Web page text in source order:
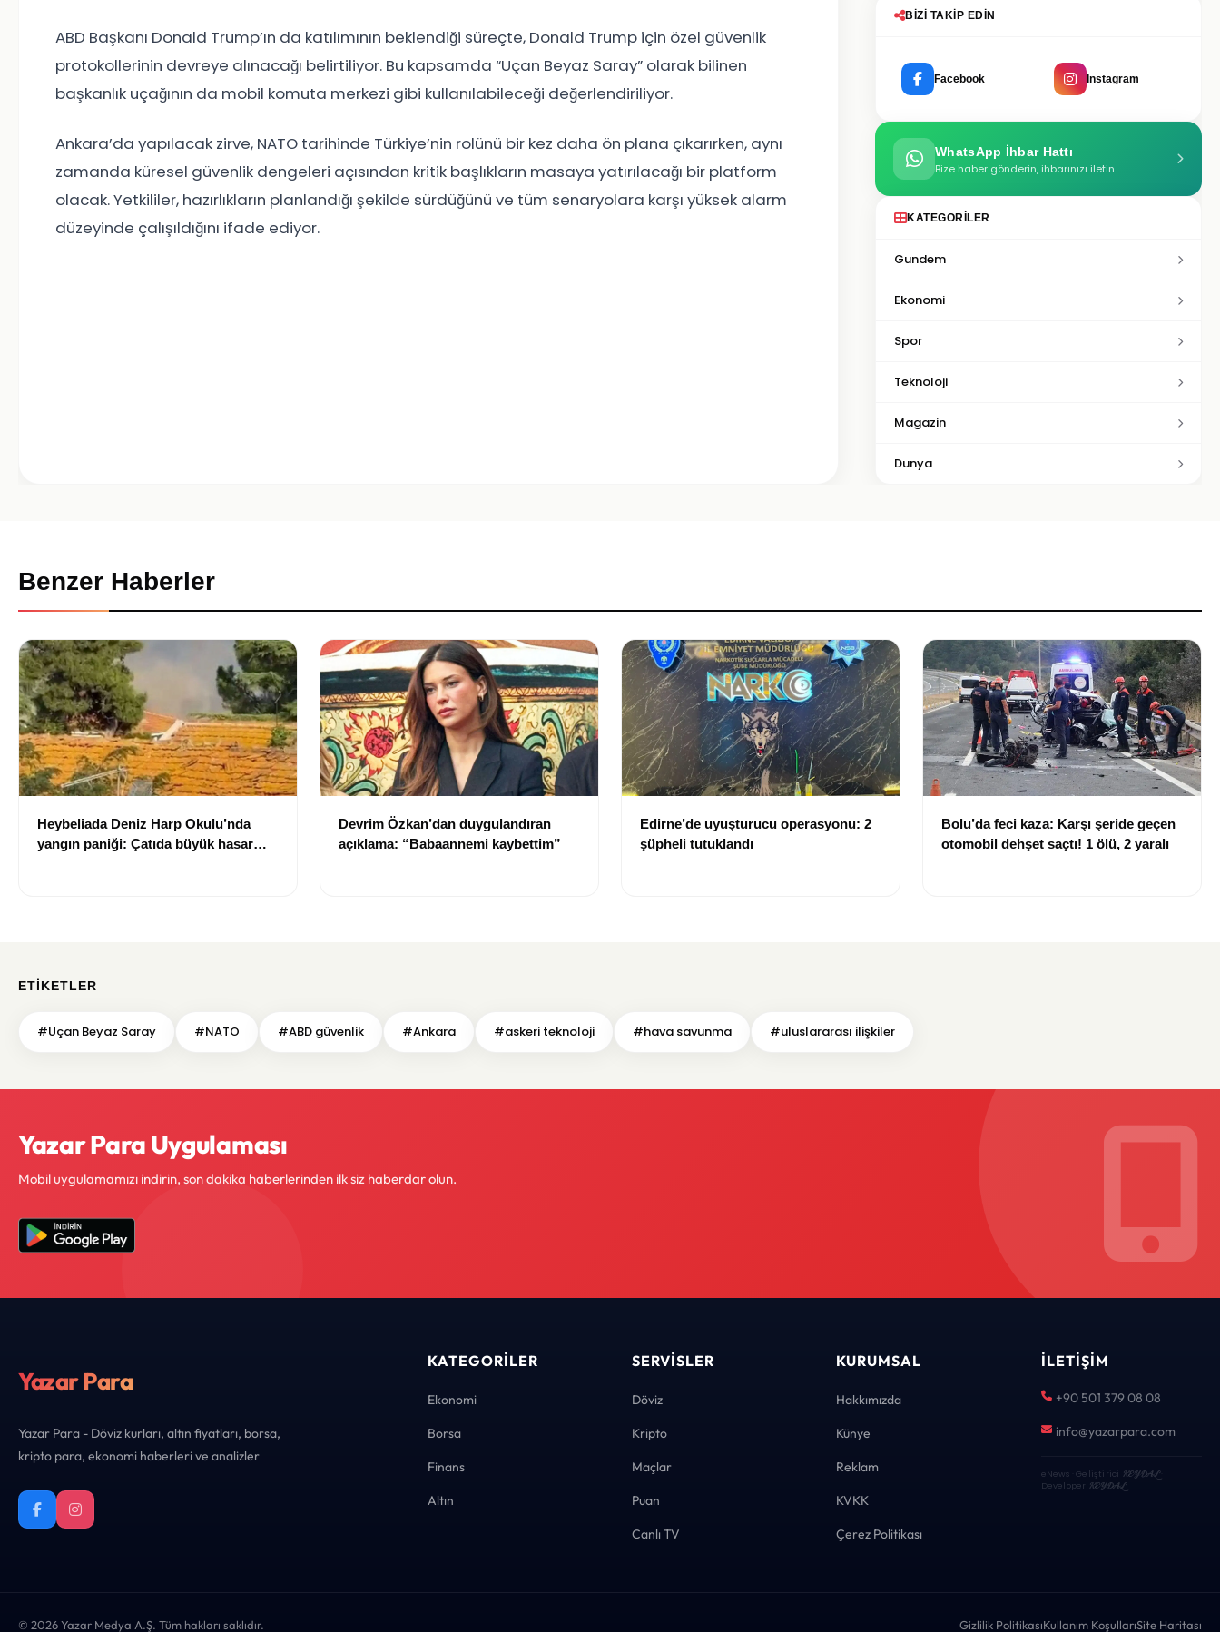
ABD Başkanı Donald Trump’ın da katılımının beklendiği süreçte, Donald Trump için özel güvenlik
protokollerinin devreye alınacağı belirtiliyor. Bu kapsamda “Uçan Beyaz Saray” olarak bilinen
başkanlık uçağının da mobil komuta merkezi gibi kullanılabileceği değerlendiriliyor.
Ankara’da yapılacak zirve, NATO tarihinde Türkiye’nin rolünü bir kez daha ön plana çıkarırken, aynı
zamanda küresel güvenlik dengeleri açısından kritik başlıkların masaya yatırılacağı bir platform
olacak. Yetkililer, hazırlıkların planlandığı şekilde sürdüğünü ve tüm senaryolara karşı yüksek alarm
düzeyinde çalışıldığını ifade ediyor.
BIZI TAKIP EDIN
Facebook Instagram
WhatsApp İhbar Hattı
Bize haber gönderin, ihbarınızı iletin
KATEGORILER
Gundem
Ekonomi
Spor
Teknoloji
Magazin
Dunya
Benzer Haberler
Heybeliada Deniz Harp Okulu’nda
yangın paniği: Çatıda büyük hasar
Devrim Özkan’dan duygulandıran
açıklama: “Babaannemi kaybettim”
Edirne’de uyuşturucu operasyonu: 2
şüpheli tutuklandı
Bolu’da feci kaza: Karşı şeride geçen
otomobil dehşet saçtı! 1 ölü, 2 yaralı
ETIKETLER
#Uçan Beyaz Saray #NATO #ABD güvenlik #Ankara #askeri teknoloji #hava savunma #uluslararası ilişkiler
Yazar Para Uygulaması
Mobil uygulamamızı indirin, son dakika haberlerinden ilk siz haberdar olun.
Yazar Para
Yazar Para - Döviz kurları, altın fiyatları, borsa,
kripto para, ekonomi haberleri ve analizler
KATEGORILER
Ekonomi
Borsa
Finans
Altın
SERVISLER
Döviz
Kripto
Maçlar
Puan
Canlı TV
KURUMSAL
Hakkımızda
Künye
Reklam
KVKK
Çerez Politikası
İLETIŞIM
+90 501 379 08 08
info@yazarpara.com
eNews · Geliştirici KEYDAL·
Developer KEYDAL
© 2026 Yazar Medya A.Ş. Tüm hakları saklıdır. Gizlilik PolitikasıKullanım KoşullarıSite Haritası